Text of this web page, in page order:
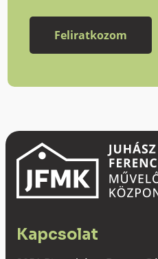
Kapcsolat